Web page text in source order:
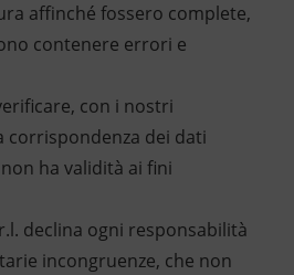
affinché fossero complete,
contenere errori e
con i nostri
corrispondenza dei dati
ha validità ai fini
declina ogni responsabilità
incongruenze, che non